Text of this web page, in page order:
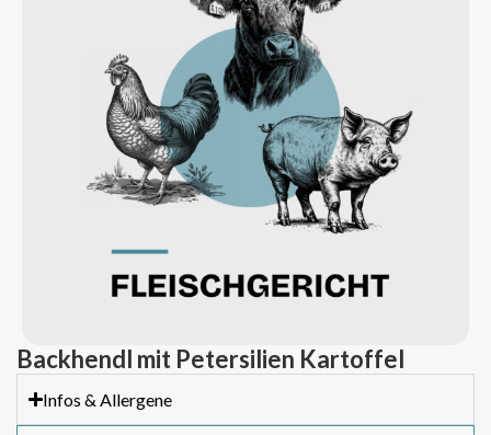
Backhendl mit Petersilien Kartoffel
Infos & Allergene